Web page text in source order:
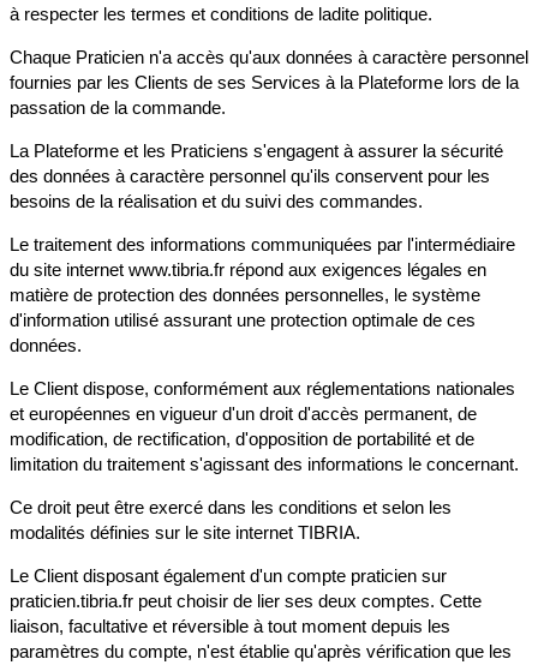
à respecter les termes et conditions de ladite politique.
Chaque Praticien n'a accès qu'aux données à caractère personnel
fournies par les Clients de ses Services à la Plateforme lors de la
passation de la commande.
La Plateforme et les Praticiens s'engagent à assurer la sécurité
des données à caractère personnel qu'ils conservent pour les
besoins de la réalisation et du suivi des commandes.
Le traitement des informations communiquées par l'intermédiaire
du site internet www.tibria.fr répond aux exigences légales en
matière de protection des données personnelles, le système
d'information utilisé assurant une protection optimale de ces
données.
Le Client dispose, conformément aux réglementations nationales
et européennes en vigueur d'un droit d'accès permanent, de
modification, de rectification, d'opposition de portabilité et de
limitation du traitement s'agissant des informations le concernant.
Ce droit peut être exercé dans les conditions et selon les
modalités définies sur le site internet TIBRIA.
Le Client disposant également d'un compte praticien sur
praticien.tibria.fr peut choisir de lier ses deux comptes. Cette
liaison, facultative et réversible à tout moment depuis les
paramètres du compte, n'est établie qu'après vérification que les